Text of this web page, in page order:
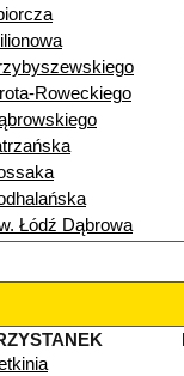
Roweckiego
Łódź Dąbrowa